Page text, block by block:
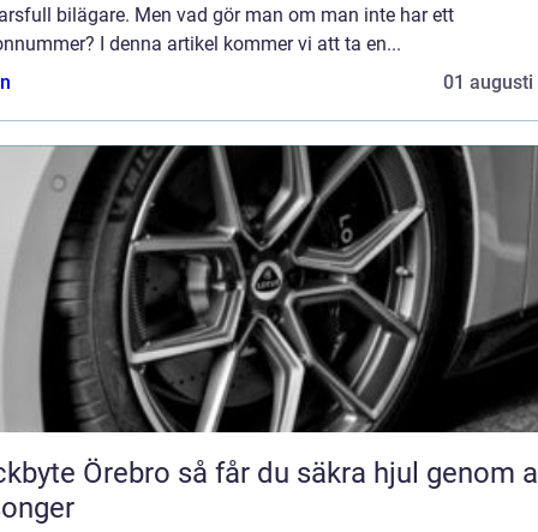
bilägare. Men vad gör man om man inte har ett
I denna artikel kommer vi att ta en...
01 augusti
så får du säkra hjul genom alla